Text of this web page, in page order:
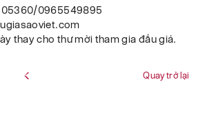
0965549895
thay cho thư mời tham gia đấu giá.
Quay trở lại